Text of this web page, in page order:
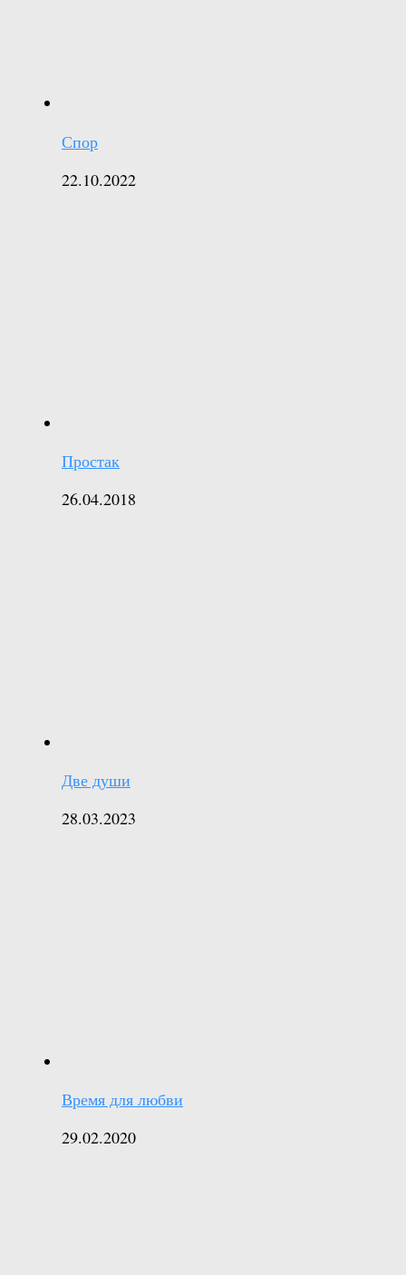
Спор
22.10.2022
Простак
26.04.2018
Две души
28.03.2023
Время для любви
29.02.2020